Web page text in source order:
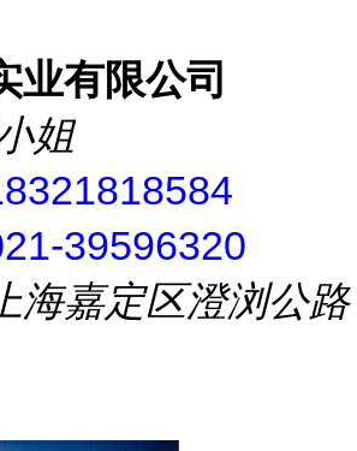
业有限公司
姐
39596320
海嘉定区澄浏公路